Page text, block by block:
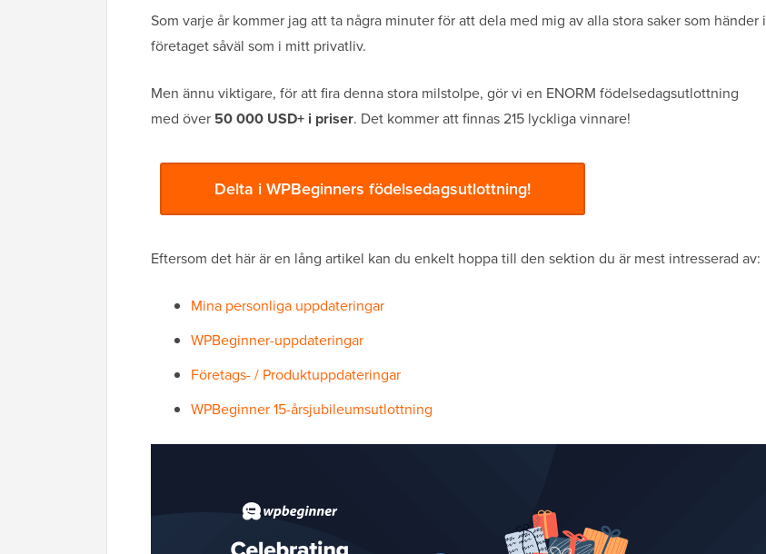
Som varje år kommer jag att ta några minuter för att dela med mig av alla stora saker som händer i
företaget såväl som i mitt privatliv.
Men ännu viktigare, för att fira denna stora milstolpe, gör vi en ENORM födelsedagsutlottning
med över 50 000 USD+ i priser. Det kommer att finnas 215 lyckliga vinnare!
Delta i WPBeginners födelsedagsutlottning!
Eftersom det här är en lång artikel kan du enkelt hoppa till den sektion du är mest intresserad av:
Mina personliga uppdateringar
WPBeginner-uppdateringar
Företags- / Produktuppdateringar
WPBeginner 15-årsjubileumsutlottning